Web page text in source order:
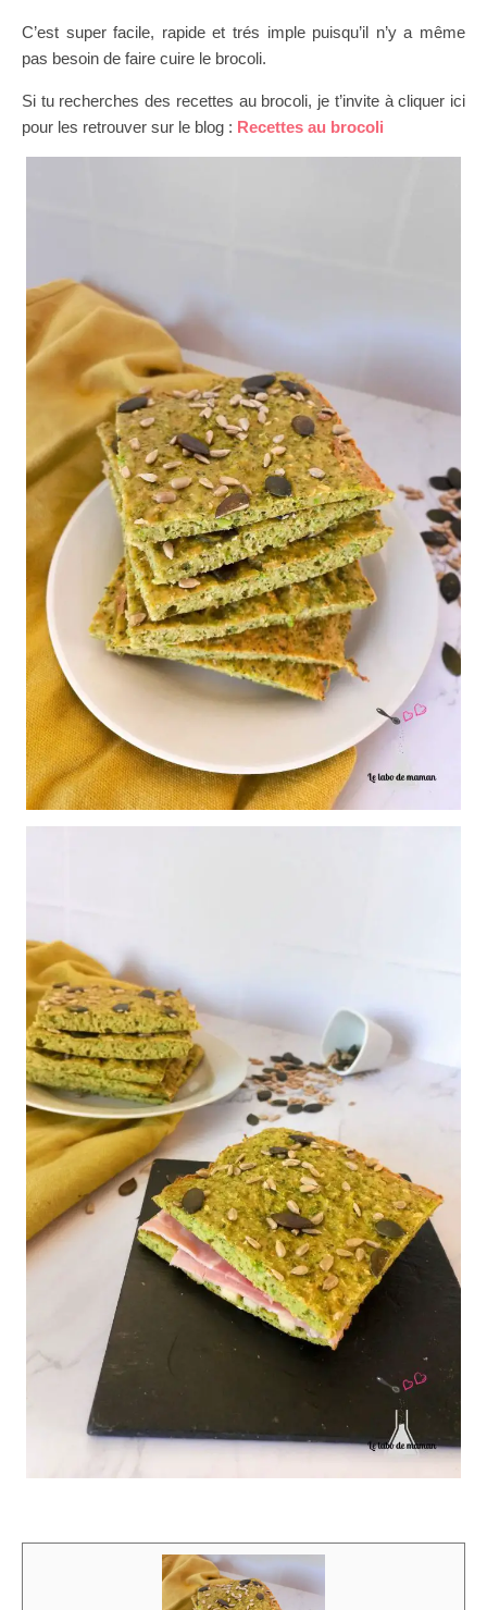
C’est super facile, rapide et trés imple puisqu’il n’y a même
pas besoin de faire cuire le brocoli.
Si tu recherches des recettes au brocoli, je t’invite à cliquer ici
pour les retrouver sur le blog : Recettes au brocoli